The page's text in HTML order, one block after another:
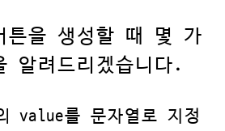
튼을 생성할 때 몇 가
알려드리겠습니다.
value를 문자열로 지정